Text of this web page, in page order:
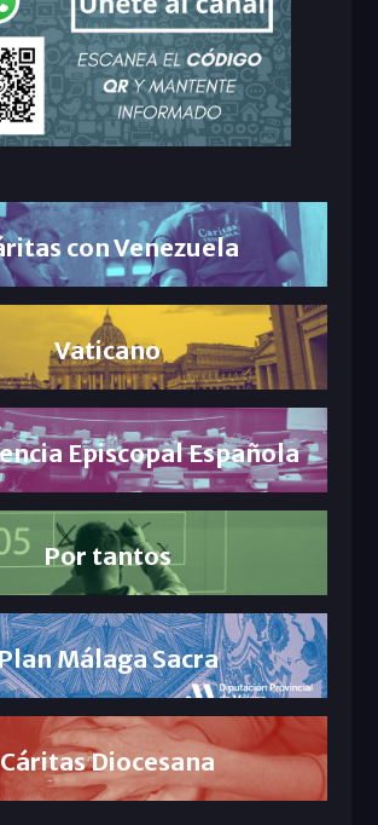
con Venezuela
Vaticano
Episcopal Española
Por tantos
Málaga Sacra
Cáritas Diocesana